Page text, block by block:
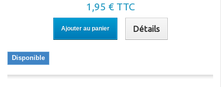
1,95 € TTC
Ajouter au panier Détails
Disponible